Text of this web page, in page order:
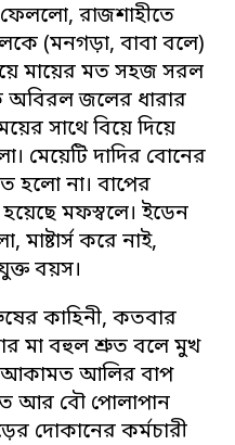
ফেললো, রাজশাহীতে
(মনগড়া, বাবা বলে)
মায়ের মত সহজ সরল
অবিরল জলের ধারার
সাথে বিয়ে দিয়ে
মেয়েটি দাদির বোনের
হলো না। বাপের
মফস্বলে। ইডেন
করে নাই,
বয়স।
কাহিনী, কতবার
মা বহুল শ্রুত বলে মুখ
আকামত আলির বাপ
আর বৌ পোলাপান
দোকানের কর্মচারী